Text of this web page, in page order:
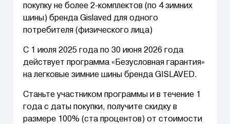
покупку не более 2-комплектов (по 4 зимних
шины) бренда Gislaved для одного
потребителя (физического лица)
С 1 июля 2025 года по 30 июня 2026 года
действует программа «Безусловная гарантия»
на легковые зимние шины бренда GISLAVED.
Станьте участником программы и в течение 1
года с даты покупки, получите скидку в
размере 100% (ста процентов) от стоимости